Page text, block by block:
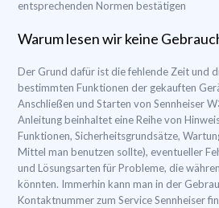
entsprechenden Normen bestätigen
Warum lesen wir keine
Der Grund dafür ist die fehlende Zeit und
bestimmten Funktionen der gekauften
Anschließen und Starten von Sennheiser
Anleitung beinhaltet eine Reihe von
Funktionen, Sicherheitsgrundsätze,
Mittel man benutzen sollte), eventueller
und Lösungsarten für Probleme, die
könnten. Immerhin kann man in der
Kontaktnummer zum Service Sennheiser